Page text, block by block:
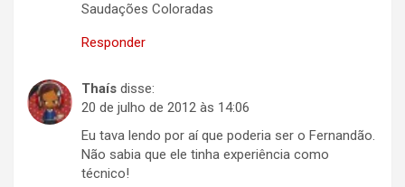
Saudações Coloradas
Responder
Thaís disse:
20 de julho de 2012 às 14:06
Eu tava lendo por aí que poderia ser o Fernandão.
Não sabia que ele tinha experiência como
técnico!